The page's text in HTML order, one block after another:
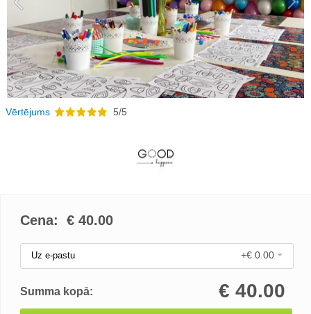
Vērtējums 5/5
Cena: € 40.00
Uz e-pastu +€ 0.00
Summa kopā: € 40.00